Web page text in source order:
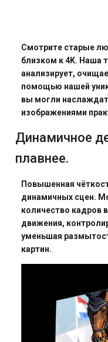
Смотрите старые
близком к 4K. Наша
анализирует,
помощью нашей
вы могли
изображениями
Динамичное
плавнее.
Повышенная
динамичных сцен.
количество кадров
движения,
уменьшая
картин.